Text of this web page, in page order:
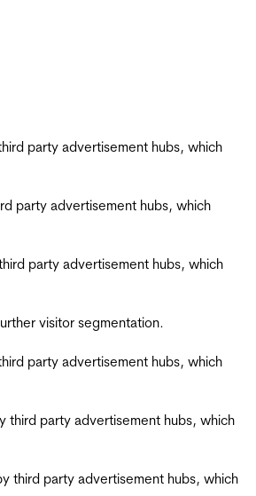
party advertisement hubs, which
party advertisement hubs, which
party advertisement hubs, which
visitor segmentation.
party advertisement hubs, which
third party advertisement hubs, which
third party advertisement hubs, which